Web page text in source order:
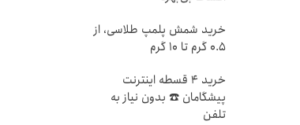
خرید شمش پلمپ طلاسی، از
۰.۵ گرم تا ۱۰ گرم
خرید 4 قسطه اینترنت
پیشگامان ☎️ بدون نیاز به
تلفن